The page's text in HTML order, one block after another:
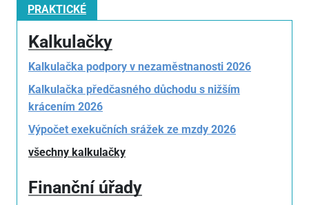
PRAKTICKÉ
Kalkulačky
Kalkulačka podpory v nezaměstnanosti 2026
Kalkulačka předčasného důchodu s nižším
krácením 2026
Výpočet exekučních srážek ze mzdy 2026
všechny kalkulačky
Finanční úřady